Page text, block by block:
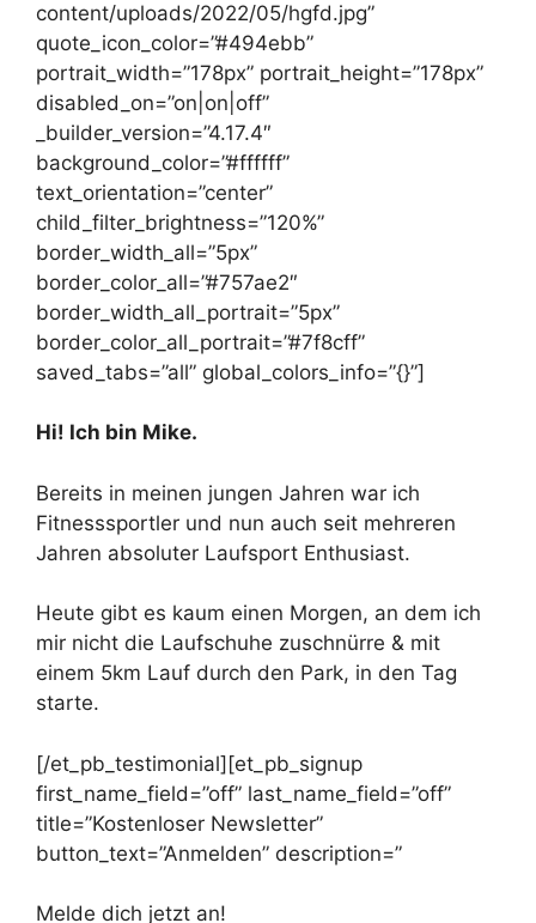
content/uploads/2022/05/hgfd.jpg”
quote_icon_color=”#494ebb”
portrait_width=”178px” portrait_height=”178px”
disabled_on=”on|on|off”
_builder_version=”4.17.4″
background_color=”#ffffff”
text_orientation=”center”
child_filter_brightness=”120%”
border_width_all=”5px”
border_color_all=”#757ae2″
border_width_all_portrait=”5px”
border_color_all_portrait=”#7f8cff”
saved_tabs=”all” global_colors_info=”{}”]
Hi! Ich bin Mike.
Bereits in meinen jungen Jahren war ich
Fitnesssportler und nun auch seit mehreren
Jahren absoluter Laufsport Enthusiast.
Heute gibt es kaum einen Morgen, an dem ich
mir nicht die Laufschuhe zuschnürre & mit
einem 5km Lauf durch den Park, in den Tag
starte.
[/et_pb_testimonial][et_pb_signup
first_name_field=”off” last_name_field=”off”
title=”Kostenloser Newsletter”
button_text=”Anmelden” description=”
Melde dich jetzt an!